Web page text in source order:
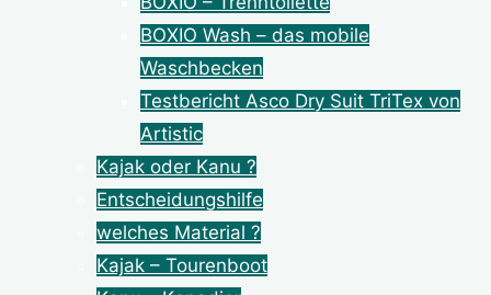
BOXIO Wash – das mobile
Waschbecken
Testbericht Asco Dry Suit TriTex von
Artistic
Kajak oder Kanu ?
Entscheidungshilfe
welches Material ?
Kajak – Tourenboot